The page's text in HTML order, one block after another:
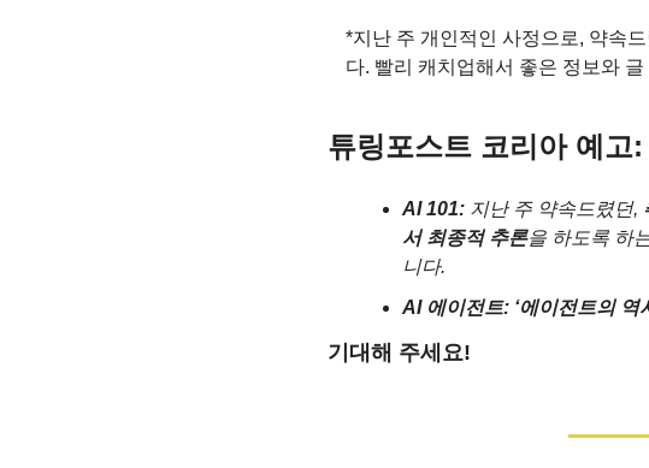
GenAI Unicorns
Interviews with Innovators
*지난 주 개인적인 사정으로, 약속
다. 빨리 캐치업해서 좋은 정보와
튜링포스트 코리아 예고:
AI 101: 지난 주 약속드렸던,
서 최종적 추론을 하도록 하
니다.
AI 에이전트: ‘에이전트의 역
기대해 주세요!